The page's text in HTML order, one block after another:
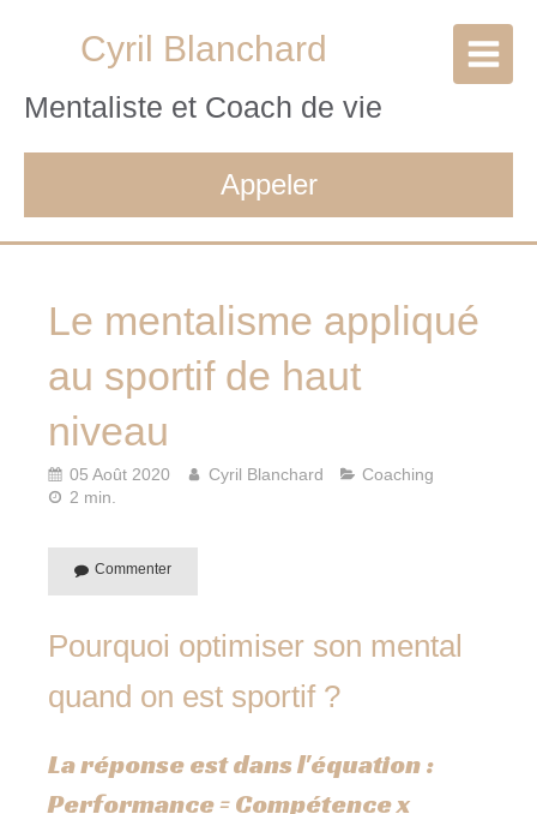
Cyril Blanchard
Mentaliste et Coach de vie
Appeler
Le mentalisme appliqué
au sportif de haut
niveau
05 Août 2020 Cyril Blanchard
Coaching
2 min.
Commenter
Pourquoi optimiser son mental
quand on est sportif ?
La réponse est dans l'équation :
Performance = Compétence x